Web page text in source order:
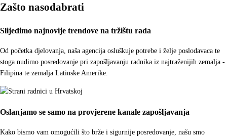
Zašto nasodabrati
Slijedimo najnovije trendove na tržištu rada
Od početka djelovanja, naša agencija osluškuje potrebe i želje poslodavaca te
stoga nudimo posredovanje pri zapošljavanju radnika iz najtraženijih zemalja -
Filipina te zemalja Latinske Amerike.
Oslanjamo se samo na provjerene kanale zapošljavanja
Kako bismo vam omogućili što brže i sigurnije posredovanje, našu smo